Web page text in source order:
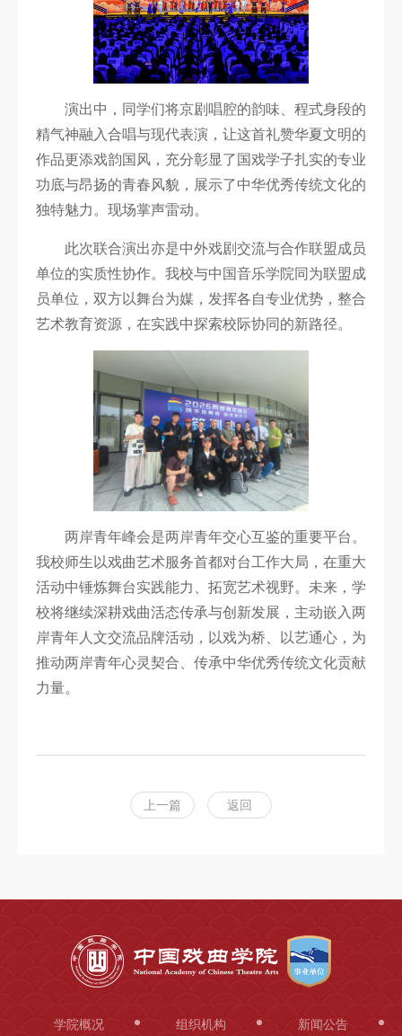
演出中，同学们将京剧唱腔的韵味、程式身段的
精气神融入合唱与现代表演，让这首礼赞华夏文明的
作品更添戏韵国风，充分彰显了国戏学子扎实的专业
功底与昂扬的青春风貌，展示了中华优秀传统文化的
独特魅力。现场掌声雷动。
此次联合演出亦是中外戏剧交流与合作联盟成员
单位的实质性协作。我校与中国音乐学院同为联盟成
员单位，双方以舞台为媒，发挥各自专业优势，整合
艺术教育资源，在实践中探索校际协同的新路径。
两岸青年峰会是两岸青年交心互鉴的重要平台。
我校师生以戏曲艺术服务首都对台工作大局，在重大
活动中锤炼舞台实践能力、拓宽艺术视野。未来，学
校将继续深耕戏曲活态传承与创新发展，主动嵌入两
岸青年人文交流品牌活动，以戏为桥、以艺通心，为
推动两岸青年心灵契合、传承中华优秀传统文化贡献
力量。
上一篇 返回
学院概况 组织机构 新闻公告